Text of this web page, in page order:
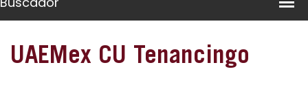
UAEMex CU Tenancingo